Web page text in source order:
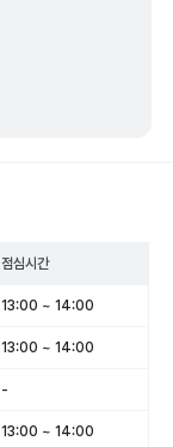
점심시간
13:00 ~ 14:00
13:00 ~ 14:00
-
13:00 ~ 14:00